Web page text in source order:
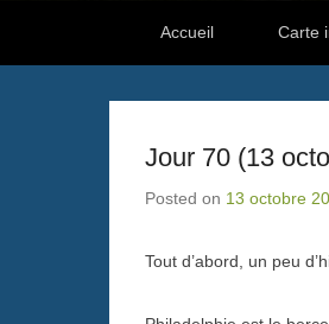
Accueil
Carte
Jour 70 (13
Posted on 13 octobre
Tout d’abord, un peu